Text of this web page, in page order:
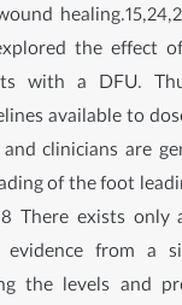
the effect
with a DFU.
available to
clinicians are
of the foot
There exists
evidence from a
the levels and